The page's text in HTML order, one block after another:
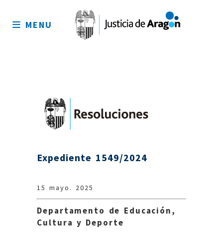
sitio
MENU
Expediente 1549/2024
15 mayo. 2025
Departamento de Educación,
Cultura y Deporte